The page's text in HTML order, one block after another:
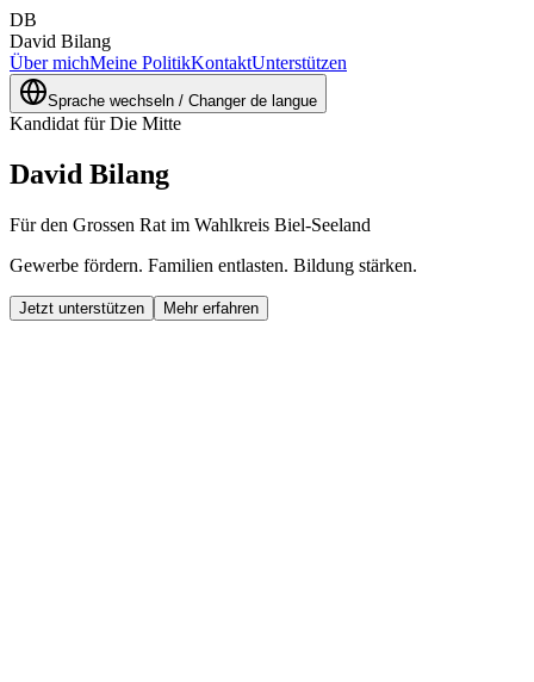
DB
David Bilang
Über michMeine PolitikKontaktUnterstützen
Sprache wechseln / Changer de langue
Kandidat für Die Mitte
David Bilang
Für den Grossen Rat im Wahlkreis Biel-Seeland
Gewerbe fördern. Familien entlasten. Bildung stärken.
Jetzt unterstützen Mehr erfahren